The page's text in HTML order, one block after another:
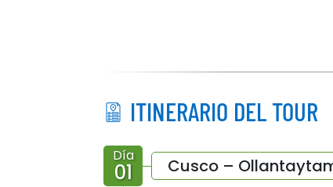
ITINERARIO DEL TOUR
Día
01 Cusco –